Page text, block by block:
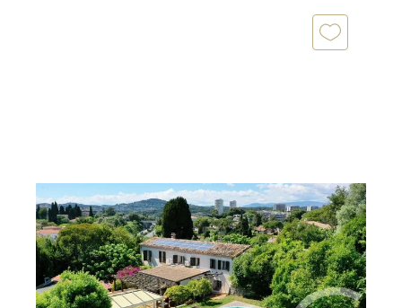
ANTIBES 06
192 m2, 8 pièces
Ref : 37387
Maison à vendre